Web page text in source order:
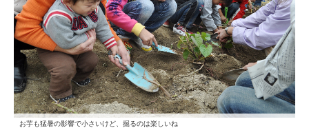
お芋も猛暑の影響で小さいけど、掘るのは楽しいね